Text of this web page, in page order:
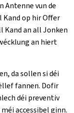
Antenne vun de
op hir Offer
Kand an all Jonken
an hiert
da sollen si déi
fannen. Dofir
déi preventiv
accessibel ginn.